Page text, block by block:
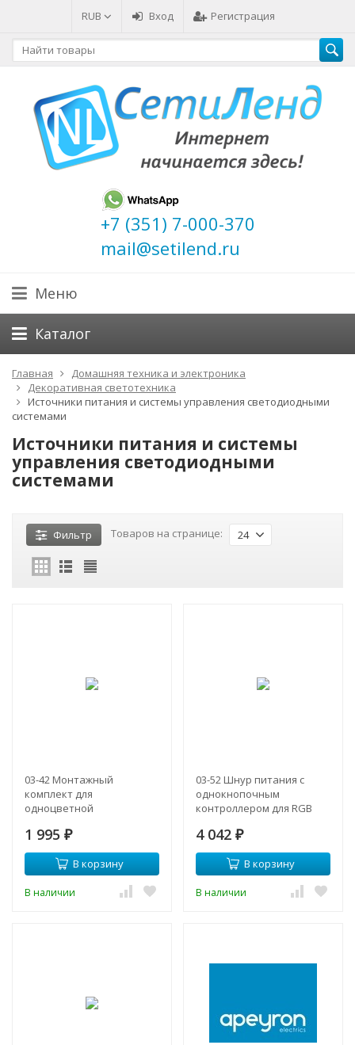
RUB Вход Регистрация
+7 (351) 7-000-370
mail@setilend.ru
Меню
Каталог
Главная
Домашняя техника и электроника
Декоративная светотехника
Источники питания и системы управления светодиодными
системами
Источники питания и системы
управления светодиодными
системами
Фильтр Товаров на странице: 24
03-42 Монтажный
комплект для
одноцветной
220В, smd 2835, 120 д/м,
IP44
1 995 ₽
В корзину
В наличии
03-52 Шнур питания с
однокнопочным
контроллером для RGB
220В, smd5050, 60д/м,
последовательное
подключение до 500Вт.
4 042 ₽
В корзину
В наличии